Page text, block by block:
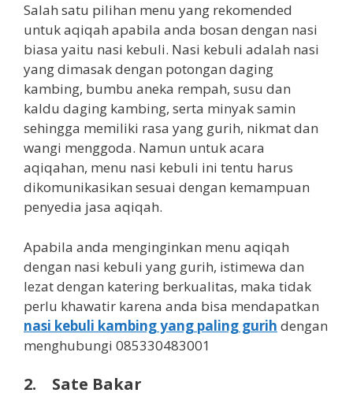
Salah satu pilihan menu yang rekomended
untuk aqiqah apabila anda bosan dengan nasi
biasa yaitu nasi kebuli. Nasi kebuli adalah nasi
yang dimasak dengan potongan daging
kambing, bumbu aneka rempah, susu dan
kaldu daging kambing, serta minyak samin
sehingga memiliki rasa yang gurih, nikmat dan
wangi menggoda. Namun untuk acara
aqiqahan, menu nasi kebuli ini tentu harus
dikomunikasikan sesuai dengan kemampuan
penyedia jasa aqiqah.
Apabila anda menginginkan menu aqiqah
dengan nasi kebuli yang gurih, istimewa dan
lezat dengan katering berkualitas, maka tidak
perlu khawatir karena anda bisa mendapatkan
nasi kebuli kambing yang paling gurih dengan
menghubungi 085330483001
2. Sate Bakar